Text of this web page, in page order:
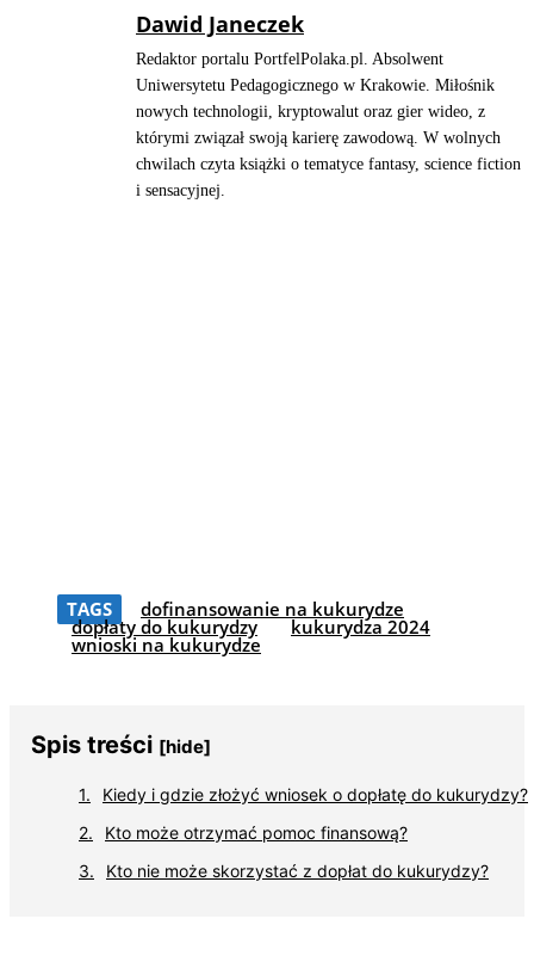
Dawid Janeczek
Redaktor portalu PortfelPolaka.pl. Absolwent
Uniwersytetu Pedagogicznego w Krakowie. Miłośnik
nowych technologii, kryptowalut oraz gier wideo, z
którymi związał swoją karierę zawodową. W wolnych
chwilach czyta książki o tematyce fantasy, science fiction
i sensacyjnej.
TAGS dofinansowanie na kukurydze
dopłaty do kukurydzy kukurydza 2024
wnioski na kukurydze
Spis treści [hide]
Kiedy i gdzie złożyć wniosek o dopłatę do kukurydzy?
Kto może otrzymać pomoc finansową?
Kto nie może skorzystać z dopłat do kukurydzy?